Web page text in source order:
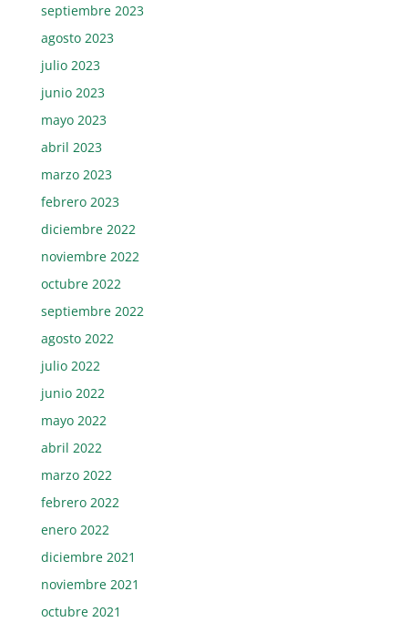
septiembre 2023
agosto 2023
julio 2023
junio 2023
mayo 2023
abril 2023
marzo 2023
febrero 2023
diciembre 2022
noviembre 2022
octubre 2022
septiembre 2022
agosto 2022
julio 2022
junio 2022
mayo 2022
abril 2022
marzo 2022
febrero 2022
enero 2022
diciembre 2021
noviembre 2021
octubre 2021